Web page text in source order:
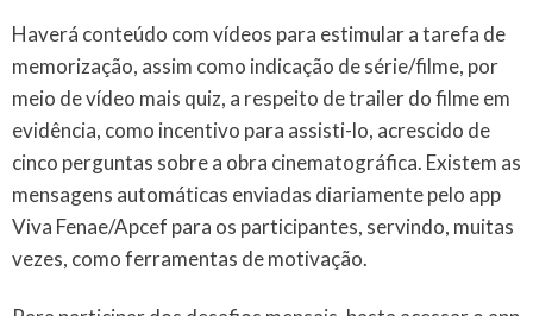
Haverá conteúdo com vídeos para estimular a tarefa de
memorização, assim como indicação de série/filme, por
meio de vídeo mais quiz, a respeito de trailer do filme em
evidência, como incentivo para assisti-lo, acrescido de
cinco perguntas sobre a obra cinematográfica. Existem as
mensagens automáticas enviadas diariamente pelo app
Viva Fenae/Apcef para os participantes, servindo, muitas
vezes, como ferramentas de motivação.